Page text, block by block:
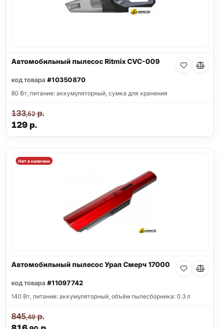
Автомобильный пылесос Ritmix CVC-009
код товара #10350870
80 Вт, питание: аккумуляторный, сумка для хранения
129р.
133,52р.
Нет в наличии
Автомобильный пылесос Урал Смерч 17000
код товара #11097742
140 Вт, питание: аккумуляторный, объём пылесборника: 0.3 л
845,49р.